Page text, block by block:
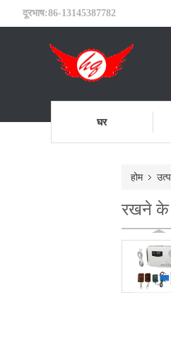
दूरभाष:86-13145387782
घर
होम
रखने के